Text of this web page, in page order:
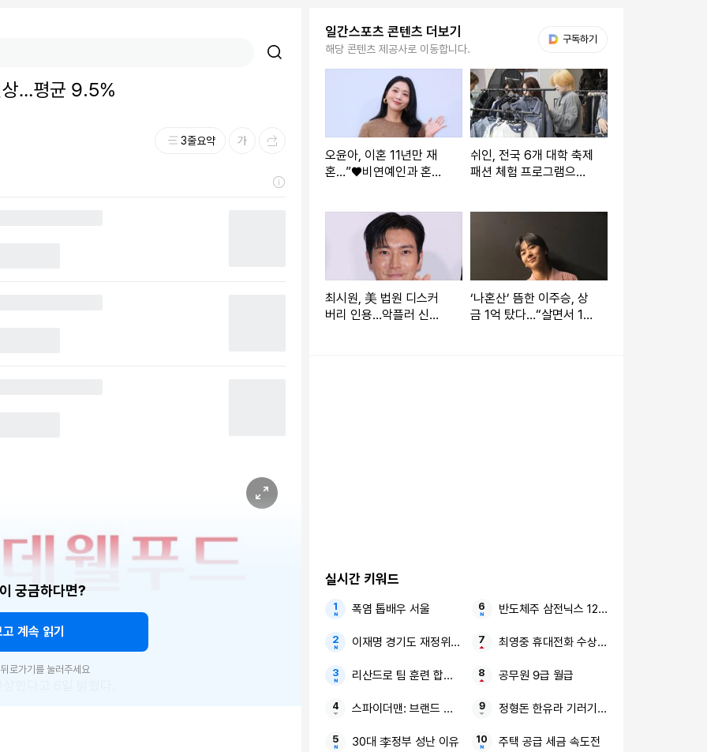
상…평균 9.5%
3줄요약
궁금하다면?
계속 읽기
로가기를 눌러주세요
일간스포츠 콘텐츠 더보기
해당 콘텐츠 제공사로 이동합니다.
구독하기
오윤아, 이혼 11년만 재
혼…”♥비연예인과 혼인
쉬인, 전국 6개 대학 축제
패션 체험 프로그램으로
최시원, 美 법원 디스커
버리 인용…악플러 신원
‘나혼산’ 뜸한 이주승, 상
금 1억 탔다…“살면서 1등
실시간 키워드
폭염 톱배우 서울
이재명 경기도 재정위기 북한 13.5km 앞
리산드로 팀 훈련 합류 예정
스파이더맨: 브랜드 뉴 데이 올해 개봉작 톱3
30대 李정부 성난 이유
반도체주 삼전닉스 120일 이평선
최영중 휴대전화 수상한 사진
공무원 9급 월급
정형돈 한유라 기러기 생활
주택 공급 세금 속도전